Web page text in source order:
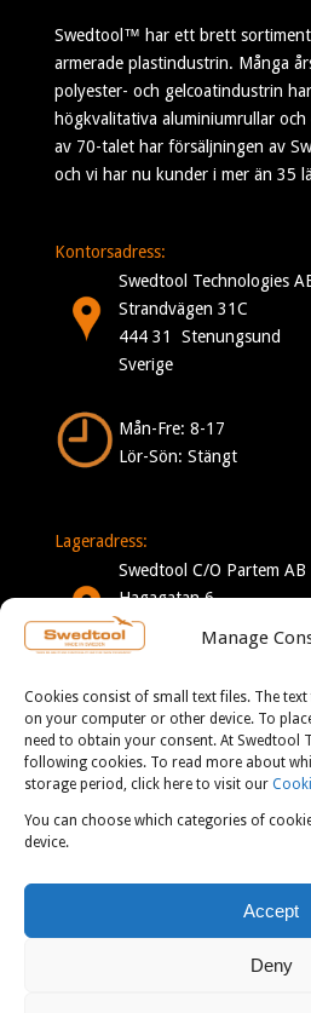
Manage
Cookies consist of small text files. The
on your computer or other device. To
need to obtain your consent. At Swedtool
following cookies. To read more about
storage period, click here to visit our
You can choose which categories of
device.
Accept
Deny
Swedtool™ har ett brett
armerade plastindustrin. Många
polyester- och gelcoatindustrin
högkvalitativa aluminiumrullar
av 70-talet har försäljningen av
och vi har nu kunder i mer än 35
Kontorsadress:
Swedtool Technologies
Strandvägen 31C
444 31 Stenungsund
Sverige
Mån-Fre: 8-17
Lör-Sön: Stängt
Lageradress:
Swedtool C/O Partem AB
Hagagatan 6
332 35 Gislaved
Sverige
Mån-Tor: 7-16
Fre: 7-13
KONTAKT:
info@swedtool.se